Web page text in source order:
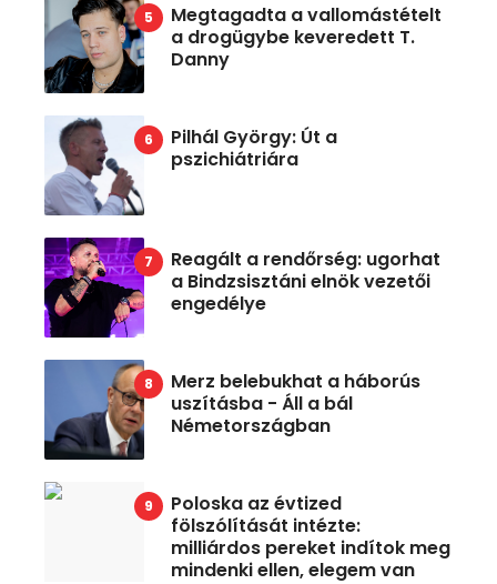
Megtagadta a vallomástételt
a drogügybe keveredett T.
Danny
Pilhál György: Út a
pszichiátriára
Reagált a rendőrség: ugorhat
a Bindzsisztáni elnök vezetői
engedélye
Merz belebukhat a háborús
uszításba - Áll a bál
Németországban
Poloska az évtized
fölszólítását intézte:
milliárdos pereket indítok meg
mindenki ellen, elegem van